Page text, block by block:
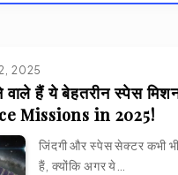
2025
वाले हैं ये बेहतरीन स्पेस
Missions in 2025!
जिंदगी और स्पेस सेक्टर कभी
हैं, क्योंकि अगर ये…